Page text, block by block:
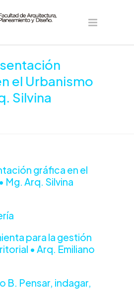
el Urbanismo
Silvina
gráfica en el
Mg. Arq. Silvina
para la gestión
• Arq. Emiliano
B. Pensar, indagar,